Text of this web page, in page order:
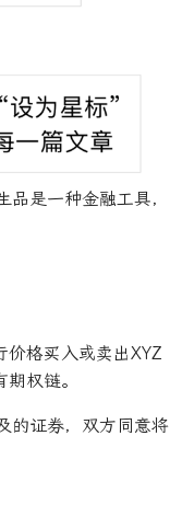
是一种金融工具，
格买入或卖出XYZ
权链。
的证券，双方同意将